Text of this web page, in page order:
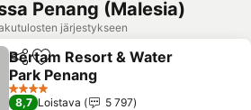
Penang (Malesia)
järjestykseen
Jaa Lisää suosikkeihin
Bertam Resort & Water
Park Penang
Katso hinnat
4 Tähtiluokitus
8,7 Loistava
5 797